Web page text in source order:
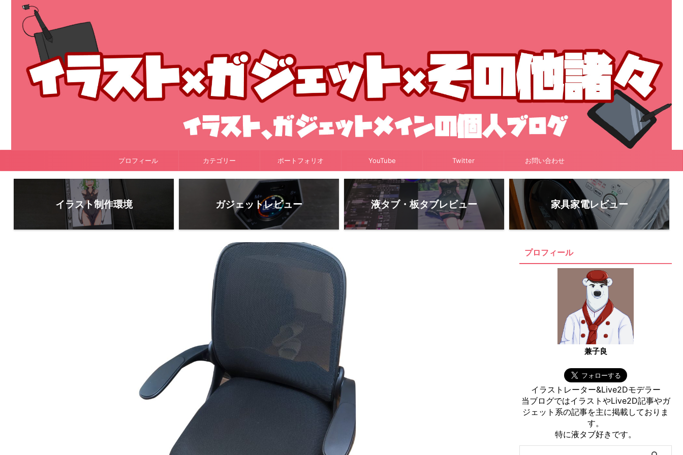
プロフィール カテゴリー ポートフォリオ YouTube Twitter お問い合わせ
イラスト制作環境 ガジェットレビュー 液タブ・板タブレビュー 家具家電レビュー
プロフィール
兼子良
イラストレーター&Live2Dモデラー
当ブログではイラストやLive2D記事やガ
ジェット系の記事を主に掲載しておりま
す。
特に液タブ好きです。